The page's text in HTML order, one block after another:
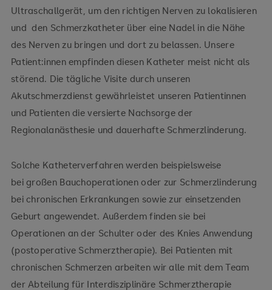
Ultraschallgerät, um den richtigen Nerven zu lokalisieren
und den Schmerzkatheter über eine Nadel in die Nähe
des Nerven zu bringen und dort zu belassen. Unsere
Patient:innen empfinden diesen Katheter meist nicht als
störend. Die tägliche Visite durch unseren
Akutschmerzdienst gewährleistet unseren Patientinnen
und Patienten die versierte Nachsorge der
Regionalanästhesie und dauerhafte Schmerzlinderung.
Solche Katheterverfahren werden beispielsweise
bei großen Bauchoperationen oder zur Schmerzlinderung
bei chronischen Erkrankungen sowie zur einsetzenden
Geburt angewendet. Außerdem finden sie bei
Operationen an der Schulter oder des Knies Anwendung
(postoperative Schmerztherapie). Bei Patienten mit
chronischen Schmerzen arbeiten wir alle mit dem Team
der Abteilung für Interdisziplinäre Schmerztherapie